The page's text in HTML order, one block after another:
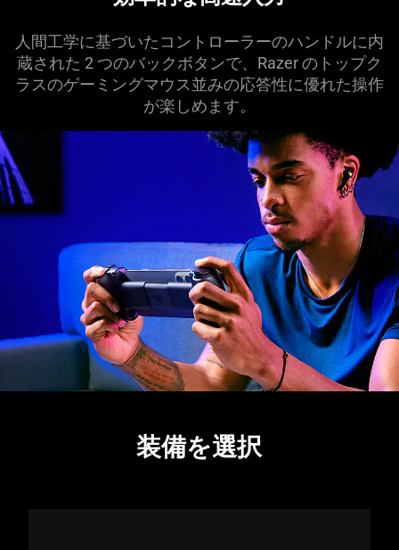
人間工学に基づいたコントローラーのハンドルに内
蔵された 2 つのバックボタンで、Razer のトップク
ラスのゲーミングマウス並みの応答性に優れた操作
が楽しめます。
装備を選択